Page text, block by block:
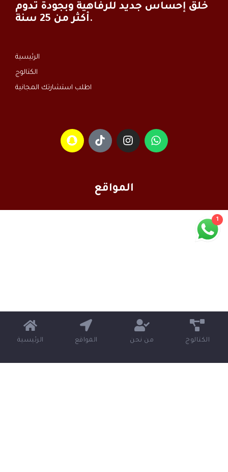
خلق إحساس جديد للرفاهية وبجودة تدوم
أكثر من 25 سنة.
الرئيسية
الكتالوج
اطلب استشارتك المجانية
المواقع
1
الرئيسية المواقع من نحن الكتالوج